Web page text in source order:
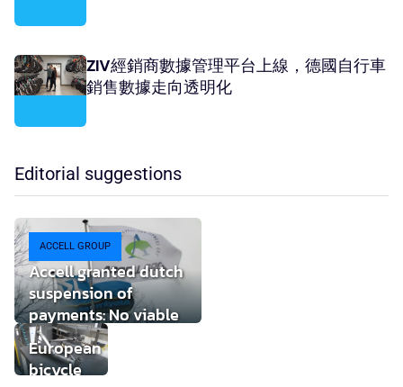
ZIV經銷商數據管理平台上線，德國自行車
銷售數據走向透明化
Editorial suggestions
ACCELL GROUP
Accell granted dutch
suspension of
payments: No viable
buyer found
European
bicycle